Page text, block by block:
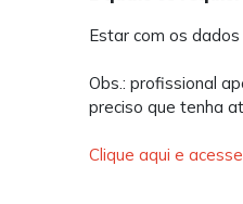
Estar com os
Obs.: profissional
preciso que tenha
Clique aqui e